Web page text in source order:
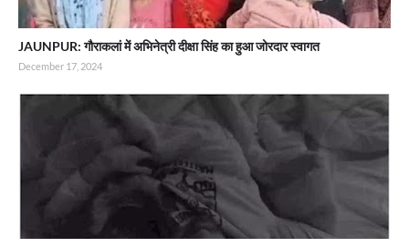
JAUNPUR: गौराकलां में अभिनेत्री दीक्षा सिंह का हुआ जोरदार स्वागत
December 17, 2024